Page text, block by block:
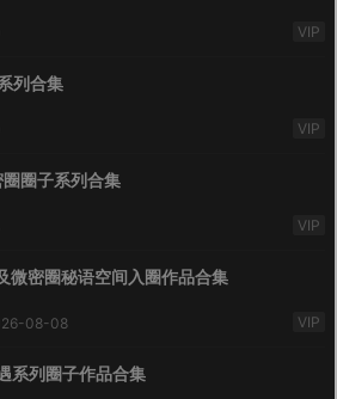
VIP
列合集
VIP
圈子系列合集
VIP
微密圈秘语空间入圈作品合集
08-08 VIP
系列圈子作品合集